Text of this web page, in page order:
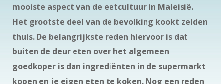
mooiste aspect van de eetcultuur in Maleisië.
Het grootste deel van de bevolking kookt zelden
thuis. De belangrijkste reden hiervoor is dat
buiten de deur eten over het algemeen
goedkoper is dan ingrediënten in de supermarkt
kopen en je eigen eten te koken. Nog een reden